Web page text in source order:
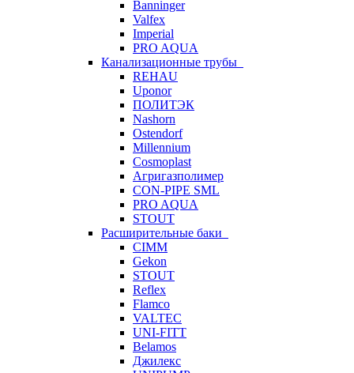
Banninger
Valfex
Imperial
PRO AQUA
Канализационные трубы
REHAU
Uponor
ПОЛИТЭК
Nashorn
Ostendorf
Millennium
Cosmoplast
Агригазполимер
CON-PIPE SML
PRO AQUA
STOUT
Расширительные баки
CIMM
Gekon
STOUT
Reflex
Flamco
VALTEC
UNI-FITT
Belamos
Джилекс